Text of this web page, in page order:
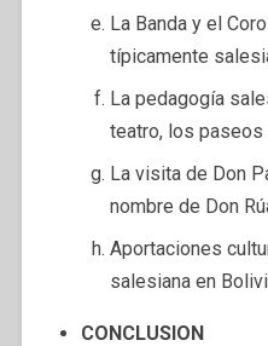
La Banda y el
típicamente
La pedagogía
teatro, los paseos
La visita de Don
nombre de Don
Aportaciones
salesiana en
CONCLUSION